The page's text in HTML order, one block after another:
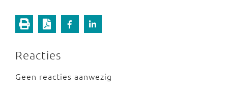
Reacties
Geen reacties aanwezig